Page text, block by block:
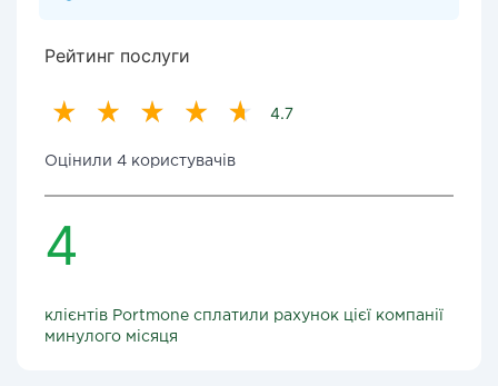
Рейтинг послуги
4.7
Оцінили 4 користувачів
4
клієнтів Portmone сплатили рахунок цієї компанії
минулого місяця